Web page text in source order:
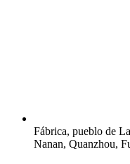
Fábrica, pueblo de
Nanan, Quanzhou,